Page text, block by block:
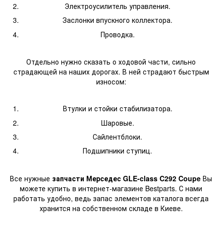
Электроусилитель управления.
Заслонки впускного коллектора.
Проводка.
Отдельно нужно сказать о ходовой части, сильно
страдающей на наших дорогах. В ней страдают быстрым
износом:
Втулки и стойки стабилизатора.
Шаровые.
Сайлентблоки.
Подшипники ступиц.
Все нужные запчасти Мерседес GLE-class C292 Coupe Вы
можете купить в интернет-магазине Bestparts. С нами
работать удобно, ведь запас элементов каталога всегда
хранится на собственном складе в Киеве.